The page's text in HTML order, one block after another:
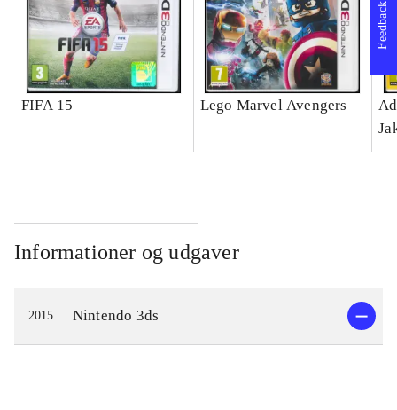
FIFA 15 Lego Marvel Avengers
Informationer og udgaver
2015 Nintendo 3ds
Feedback